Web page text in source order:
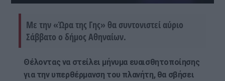
Με την «Ώρα της Γης» θα συντονιστεί αύριο
Σάββατο ο δήμος Αθηναίων.
Θέλοντας να στείλει μήνυμα ευαισθητοποίησης
για την υπερθέρμανση του πλανήτη, θα σβήσει